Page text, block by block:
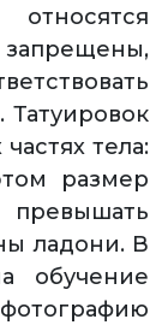
запрещены,
тела:
размер
ладони. В
обучение